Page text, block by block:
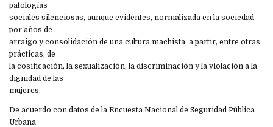
patologías
sociales silenciosas, aunque evidentes, normalizada en la sociedad
por años de
arraigo y consolidación de una cultura machista, a partir, entre otras
prácticas, de
la cosificación, la sexualización, la discriminación y la violación a la
dignidad de las
mujeres.
De acuerdo con datos de la Encuesta Nacional de Seguridad Pública
Urbana